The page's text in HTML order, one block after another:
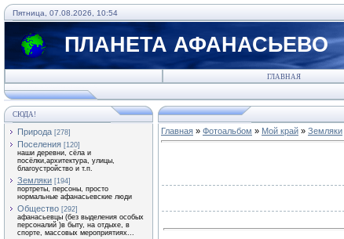
Пятница, 07.08.2026, 10:54
ПЛАНЕТА АФАНАСЬЕВО
ГЛАВНАЯ
СЮДА!
Природа [278]
Поселения [120]
наши деревни, сёла и
посёлки,архитектура, улицы,
благоустройство и т.п.
Земляки [194]
портреты, персоны, просто
нормальные афанасьевские люди
Общество [292]
афанасьевцы (без выделения особых
персоналий )в быту, на отдыхе, в
спорте, массовых мероприятиях...
Главная » Фотоальбом » Мой край » Земляки